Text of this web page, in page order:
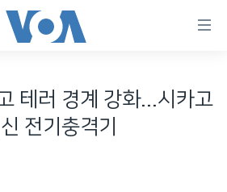
테러 경계 강화...시카고
전기충격기